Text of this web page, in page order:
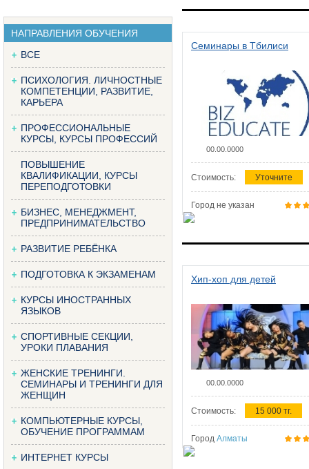
НАПРАВЛЕНИЯ ОБУЧЕНИЯ
ВСЕ
ПСИХОЛОГИЯ. ЛИЧНОСТНЫЕ
КОМПЕТЕНЦИИ, РАЗВИТИЕ,
КАРЬЕРА
ПРОФЕССИОНАЛЬНЫЕ
КУРСЫ, КУРСЫ ПРОФЕССИЙ
ПОВЫШЕНИЕ
КВАЛИФИКАЦИИ, КУРСЫ
ПЕРЕПОДГОТОВКИ
БИЗНЕС, МЕНЕДЖМЕНТ,
ПРЕДПРИНИМАТЕЛЬСТВО
РАЗВИТИЕ РЕБЁНКА
ПОДГОТОВКА К ЭКЗАМЕНАМ
КУРСЫ ИНОСТРАННЫХ
ЯЗЫКОВ
СПОРТИВНЫЕ СЕКЦИИ,
УРОКИ ПЛАВАНИЯ
ЖЕНСКИЕ ТРЕНИНГИ.
СЕМИНАРЫ И ТРЕНИНГИ ДЛЯ
ЖЕНЩИН
КОМПЬЮТЕРНЫЕ КУРСЫ,
ОБУЧЕНИЕ ПРОГРАММАМ
ИНТЕРНЕТ КУРСЫ
Семинары в Тбилиси
00.00.0000
Стоимость: Уточните
Город не указан
Хип-хоп для детей
00.00.0000
Стоимость: 15 000 тг.
Город Алматы